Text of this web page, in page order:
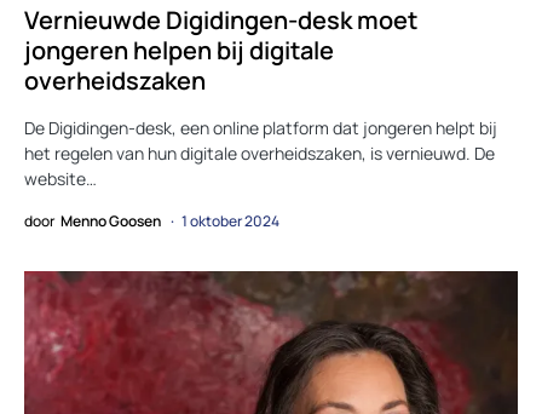
Vernieuwde Digidingen-desk moet
jongeren helpen bij digitale
overheidszaken
De Digidingen-desk, een online platform dat jongeren helpt bij
het regelen van hun digitale overheidszaken, is vernieuwd. De
website…
door Menno Goosen 1 oktober 2024